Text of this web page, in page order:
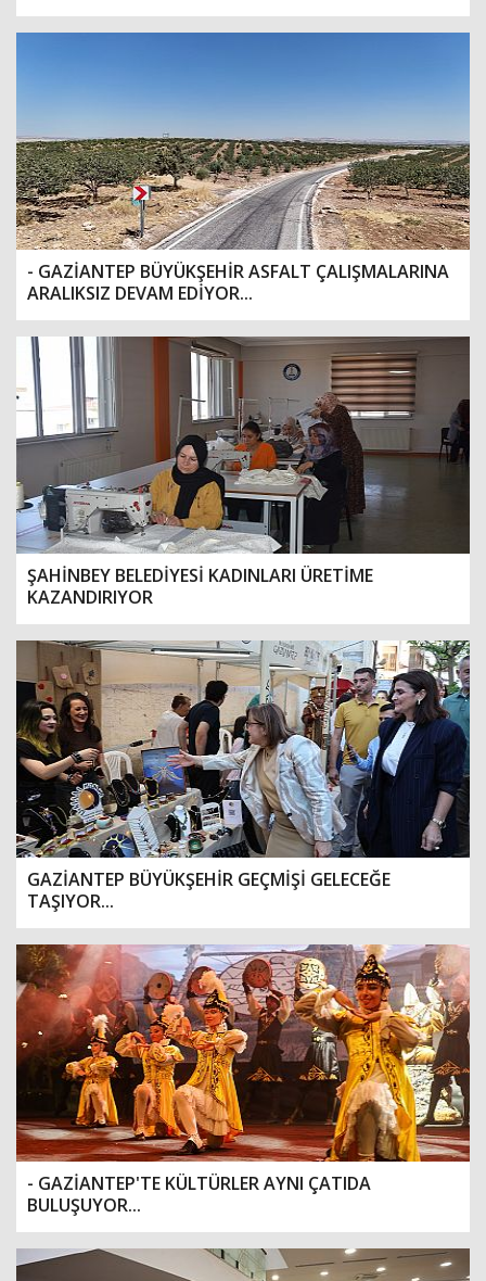
- GAZİANTEP BÜYÜKŞEHİR ASFALT ÇALIŞMALARINA
ARALIKSIZ DEVAM EDİYOR...
ŞAHİNBEY BELEDİYESİ KADINLARI ÜRETİME
KAZANDIRIYOR
GAZİANTEP BÜYÜKŞEHİR GEÇMİŞİ GELECEĞE
TAŞIYOR...
- GAZİANTEP'TE KÜLTÜRLER AYNI ÇATIDA
BULUŞUYOR...